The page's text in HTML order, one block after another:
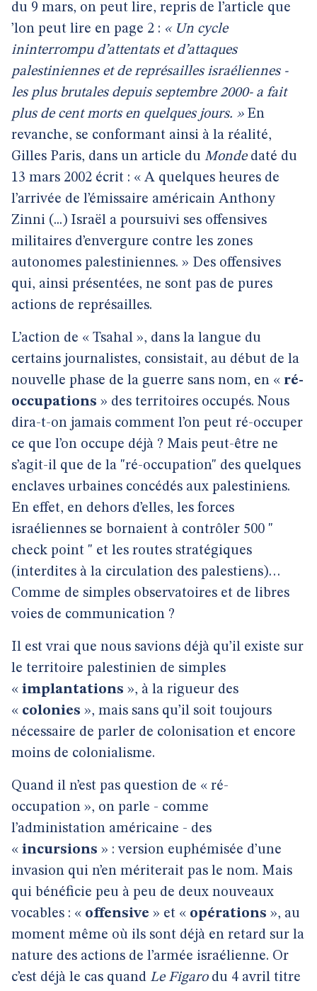
du 9 mars, on peut lire, repris de l’article que
’lon peut lire en page 2 : « Un cycle
ininterrompu d’attentats et d’attaques
palestiniennes et de représailles israéliennes -
les plus brutales depuis septembre 2000- a fait
plus de cent morts en quelques jours. »En
revanche, se conformant ainsi à la réalité,
Gilles Paris, dans un article du Mondedaté du
13 mars 2002 écrit : « A quelques heures de
l’arrivée de l’émissaire américain Anthony
Zinni (...) Israël a poursuivi ses offensives
militaires d’envergure contre les zones
autonomes palestiniennes. » Des offensives
qui, ainsi présentées, ne sont pas de pures
actions de représailles.
L’action de « Tsahal », dans la langue du
certains journalistes, consistait, au début de la
nouvelle phase de la guerre sans nom, en « ré-
occupations » des territoires occupés. Nous
dira-t-on jamais comment l’on peut ré-occuper
ce que l’on occupe déjà ? Mais peut-être ne
s’agit-il que de la "ré-occupation" des quelques
enclaves urbaines concédés aux palestiniens.
En effet, en dehors d’elles, les forces
israéliennes se bornaient à contrôler 500 "
check point " et les routes stratégiques
(interdites à la circulation des palestiens)…
Comme de simples observatoires et de libres
voies de communication ?
Il est vrai que nous savions déjà qu’il existe sur
le territoire palestinien de simples
« implantations », à la rigueur des
« colonies », mais sans qu’il soit toujours
nécessaire de parler de colonisation et encore
moins de colonialisme.
Quand il n’est pas question de « ré-
occupation », on parle - comme
l’administation américaine - des
« incursions » : version euphémisée d’une
invasion qui n’en mériterait pas le nom. Mais
qui bénéficie peu à peu de deux nouveaux
vocables : « offensive » et « opérations », au
moment même où ils sont déjà en retard sur la
nature des actions de l’armée israélienne. Or
c’est déjà le cas quand Le Figarodu 4 avril titre